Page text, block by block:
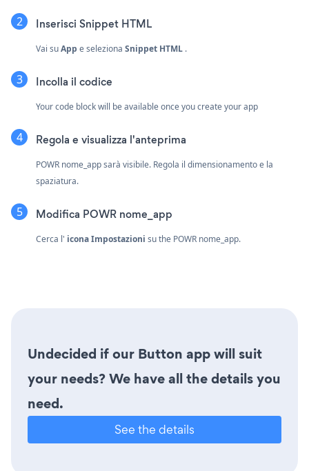
Inserisci Snippet HTML
Vai suApp e seleziona Snippet HTML .
Incolla il codice
Your code block will be available once you create your app
Regola e visualizza l'anteprima
POWR nome_app sarà visibile. Regola il dimensionamento e la
spaziatura.
Modifica POWR nome_app
Cerca l' icona Impostazioni su the POWR nome_app.
Undecided if our Button app will suit
your needs? We have all the details you
need.
See the details